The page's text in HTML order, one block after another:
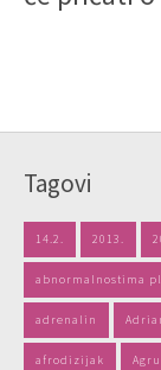
Tagovi
14.2. 2013.
abnormalnostima
adrenalin
afrodizijak